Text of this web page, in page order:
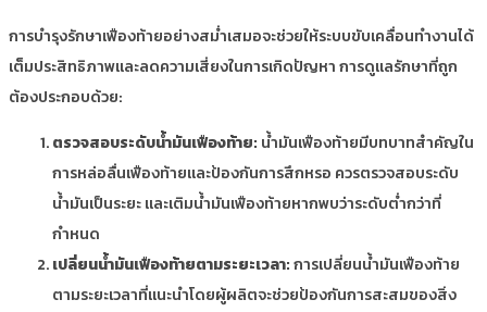
การบำรุงรักษาเฟืองท้ายอย่างสม่ำเสมอจะช่วยให้ระบบขับเคลื่อนทำงานได้
เต็มประสิทธิภาพและลดความเสี่ยงในการเกิดปัญหา การดูแลรักษาที่ถูก
ต้องประกอบด้วย:
ตรวจสอบระดับน้ำมันเฟืองท้าย: น้ำมันเฟืองท้ายมีบทบาทสำคัญใน
การหล่อลื่นเฟืองท้ายและป้องกันการสึกหรอ ควรตรวจสอบระดับ
น้ำมันเป็นระยะ และเติมน้ำมันเฟืองท้ายหากพบว่าระดับต่ำกว่าที่
กำหนด
เปลี่ยนน้ำมันเฟืองท้ายตามระยะเวลา:การเปลี่ยนน้ำมันเฟืองท้าย
ตามระยะเวลาที่แนะนำโดยผู้ผลิตจะช่วยป้องกันการสะสมของสิ่ง